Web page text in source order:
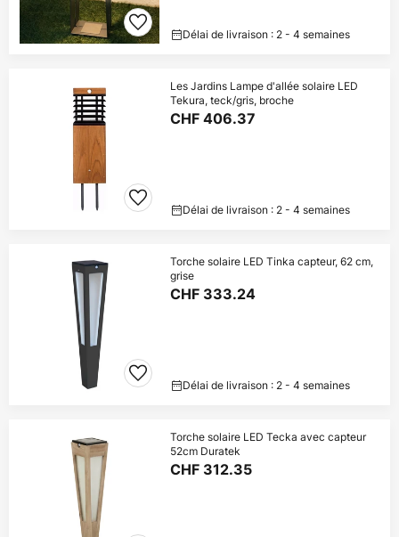
Délai de livraison : 2 - 4 semaines
Les Jardins Lampe d'allée solaire LED
Tekura, teck/gris, broche
CHF 406.37
Délai de livraison : 2 - 4 semaines
Torche solaire LED Tinka capteur, 62 cm,
grise
CHF 333.24
Délai de livraison : 2 - 4 semaines
Torche solaire LED Tecka avec capteur
52cm Duratek
CHF 312.35